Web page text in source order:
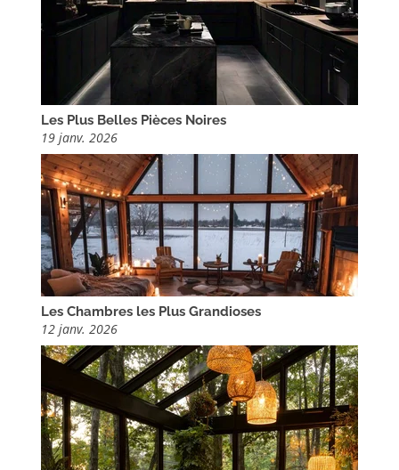
Les Plus Belles Pièces Noires
19 janv. 2026
Les Chambres les Plus Grandioses
12 janv. 2026